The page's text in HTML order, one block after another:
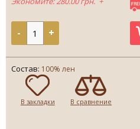
- +
Состав: 100% лен
В закладки В сравнение